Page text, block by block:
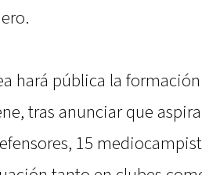
hará pública la
tras anunciar que
15